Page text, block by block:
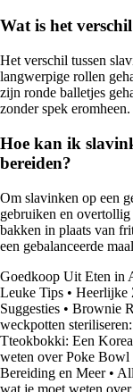
Wat is het
Het verschil tussen
langwerpige rollen
zijn ronde balletjes
zonder spek eromheen.
Hoe kan ik
bereiden?
Om slavinken op een
gebruiken en
bakken in plaats van
een gebalanceerde
Goedkoop Uit Eten in
Leuke Tips • Heerlijke
Suggesties • Brownie
weckpotten
Tteokbokki: Een
weten over Poke Bowl
Bereiding en Meer•
wat je moet weten